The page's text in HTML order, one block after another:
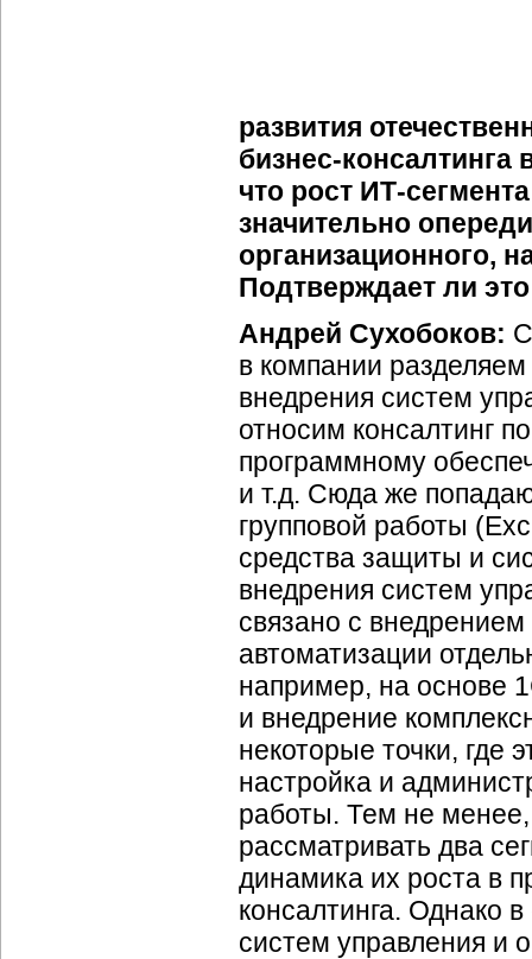
развития
бизнес-
что рост ИТ-
значительно
организационного,
Подтверждает ли
Андрей Сухобоков:
в компании
внедрения систем
относим консалтинг
программному
и т.д. Сюда же
групповой работы
средства защиты и
внедрения систем
связано с
автоматизации
например, на основе
и внедрение
некоторые точки, где
настройка и
работы. Тем не менее,
рассматривать два
динамика их роста в
консалтинга. Однако
систем управления и